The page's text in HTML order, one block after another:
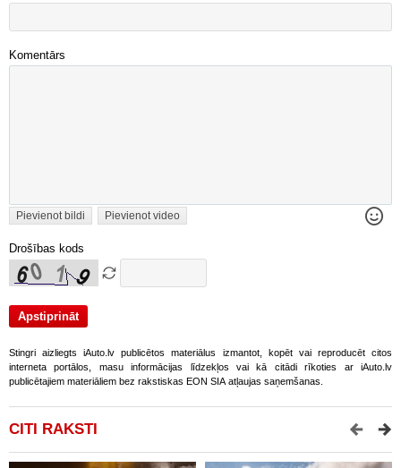
Komentārs
Pievienot bildi Pievienot video
Drošības kods
Stingri aizliegts iAuto.lv publicētos materiālus izmantot, kopēt vai reproducēt citos
interneta portālos, masu informācijas līdzekļos vai kā citādi rīkoties ar iAuto.lv
publicētajiem materiāliem bez rakstiskas EON SIA atļaujas saņemšanas.
CITI RAKSTI